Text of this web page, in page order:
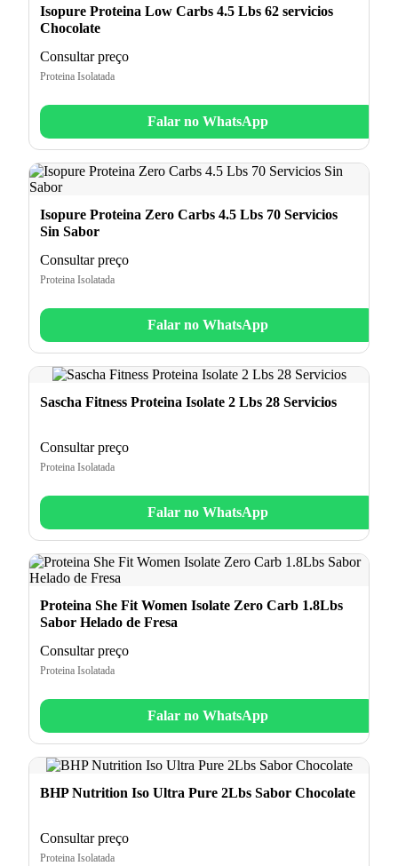
Isopure Proteina Low Carbs 4.5 Lbs 62 servicios
Chocolate
Consultar preço
Proteina Isolatada
Falar no WhatsApp
Isopure Proteina Zero Carbs 4.5 Lbs 70 Servicios
Sin Sabor
Consultar preço
Proteina Isolatada
Falar no WhatsApp
Sascha Fitness Proteina Isolate 2 Lbs 28 Servicios
Consultar preço
Proteina Isolatada
Falar no WhatsApp
Proteina She Fit Women Isolate Zero Carb 1.8Lbs
Sabor Helado de Fresa
Consultar preço
Proteina Isolatada
Falar no WhatsApp
BHP Nutrition Iso Ultra Pure 2Lbs Sabor Chocolate
Consultar preço
Proteina Isolatada